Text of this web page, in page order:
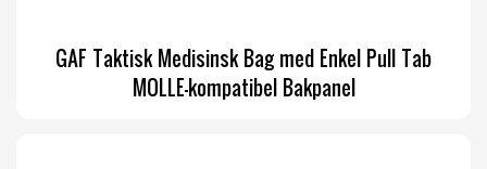
GAF Taktisk Medisinsk Bag med Enkel Pull Tab
MOLLE-kompatibel Bakpanel